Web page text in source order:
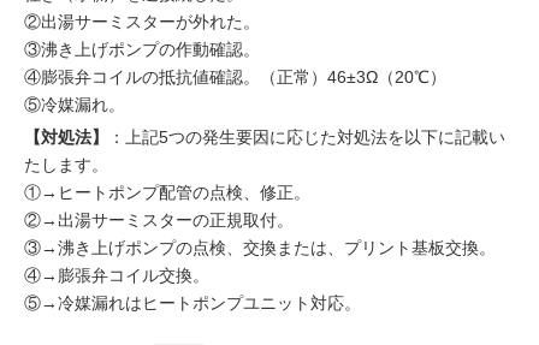
②出湯サーミスターが外れた。
③沸き上げポンプの作動確認。
④膨張弁コイルの抵抗値確認。（正常）46±3Ω（20℃）
⑤冷媒漏れ。
【対処法】
：上記5つの発生要因に応じた対処法を以下に記載い
たします。
①→ヒートポンプ配管の点検、修正。
②→出湯サーミスターの正規取付。
③→沸き上げポンプの点検、交換または、プリント基板交換。
④→膨張弁コイル交換。
⑤→冷媒漏れはヒートポンプユニット対応。